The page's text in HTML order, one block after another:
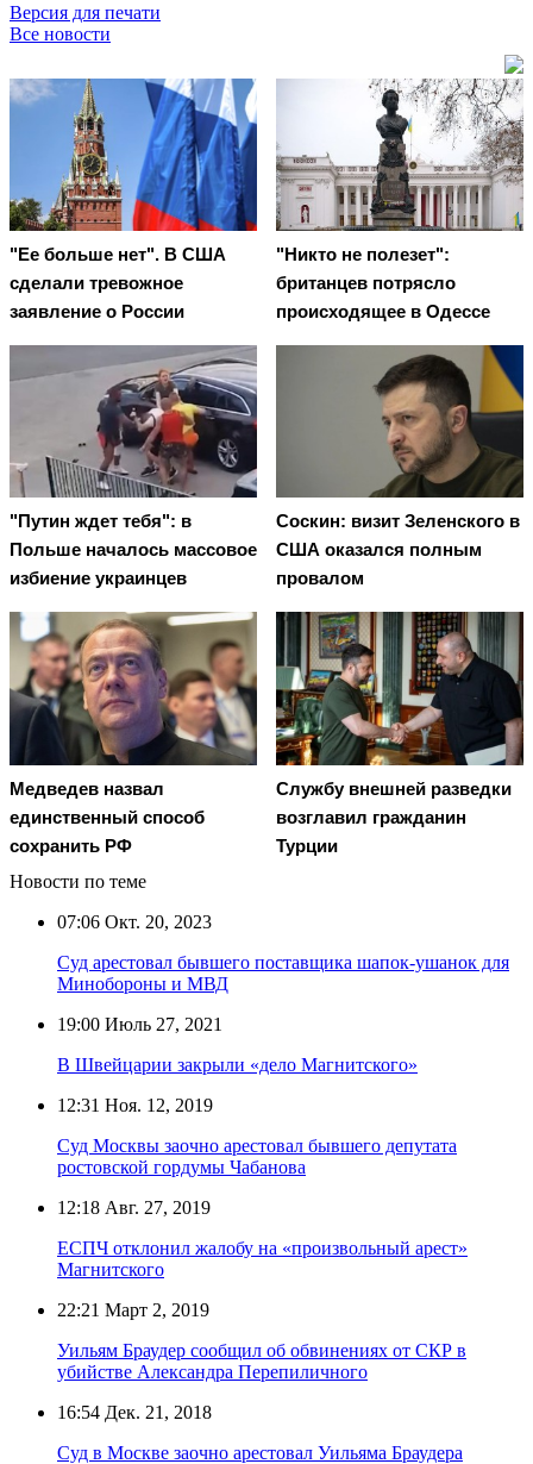
Версия для печати
Все новости
"Ее больше нет". В США
сделали тревожное
заявление о России
"Никто не полезет":
британцев потрясло
происходящее в Одессе
"Путин ждет тебя": в
Польше началось массовое
избиение украинцев
Соскин: визит Зеленского в
США оказался полным
провалом
Медведев назвал
единственный способ
сохранить РФ
Службу внешней разведки
возглавил гражданин
Турции
Новости по теме
07:06 Окт. 20, 2023
Суд арестовал бывшего поставщика шапок-ушанок для
Минобороны и МВД
19:00 Июль 27, 2021
В Швейцарии закрыли «дело Магнитского»
12:31 Ноя. 12, 2019
Суд Москвы заочно арестовал бывшего депутата
ростовской гордумы Чабанова
12:18 Авг. 27, 2019
ЕСПЧ отклонил жалобу на «произвольный арест»
Магнитского
22:21 Март 2, 2019
Уильям Браудер сообщил об обвинениях от СКР в
убийстве Александра Перепиличного
16:54 Дек. 21, 2018
Суд в Москве заочно арестовал Уильяма Браудера